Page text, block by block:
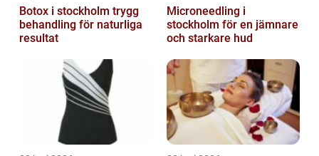
Botox i stockholm trygg
behandling för naturliga
resultat
Microneedling i
stockholm för en jämnare
och starkare hud